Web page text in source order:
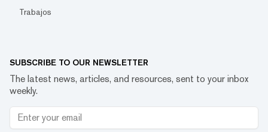
Trabajos
SUBSCRIBE TO OUR NEWSLETTER
The latest news, articles, and resources, sent to your inbox
weekly.